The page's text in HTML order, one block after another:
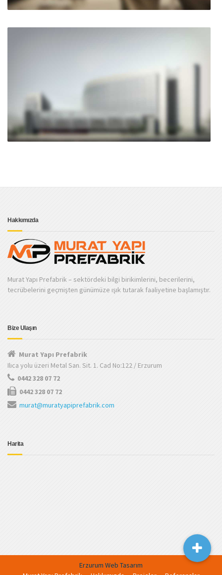
Hakkımızda
Murat Yapı Prefabrik – sektördeki bilgi birikimlerini, becerilerini,
tecrübelerini geçmişten günümüze ışık tutarak faaliyetine başlamıştır.
Bize Ulaşın
Murat Yapı Prefabrik
Ilıca yolu üzeri Metal San. Sit. 1. Cad No:122 / Erzurum
0442 328 07 72
0442 328 07 72
murat@muratyapiprefabrik.com
Harita
Erzurum Web Tasarım